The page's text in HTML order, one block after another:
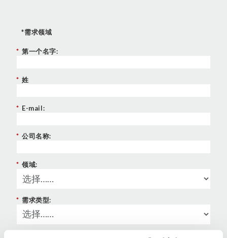
*需求领域
* 第一个名字:
* 姓
* E-mail:
* 公司名称:
* 领域:
* 需求类型: